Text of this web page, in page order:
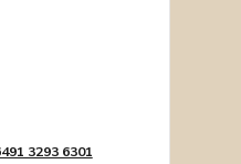
3293 6301